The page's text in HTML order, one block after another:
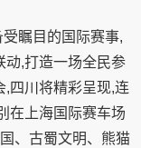
瞩目的国际赛事,
动,打造一场全民参
,四川将精彩呈现,连
在上海国际赛车场
、古蜀文明、熊猫